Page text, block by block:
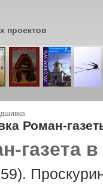
проектов
Роман-
газета